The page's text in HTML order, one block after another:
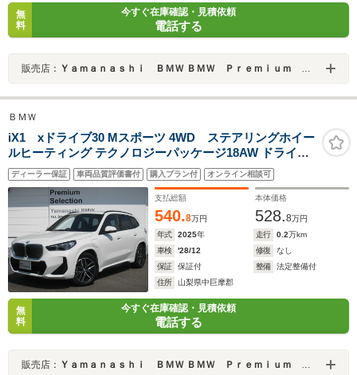
無
料
今すぐ在庫確認・見積依頼
電話する
販売店： Ｙａｍａｎａｓｈｉ ＢＭＷ ＢＭＷ Ｐｒｅｍｉｕｍ Ｓｅｌｅｃｔｉｏｎ 山梨
ＢＭＷ
iX1 xドライブ30 Mスポーツ 4WD ステアリングホイー
ルヒーティング テクノロジーパッケージ18AW ドライビ
ングアシスト パーキングアシスト サンプロテクションガ
ラス アダプティブLEDヘッドライト ハイビームアシスタ
ントコーナリングライト
ディーラー保証 車両品質評価書付 購入プラン付 オンライン相談可
支払総額
540.8万円
本体価格
528.8万円
年式
2025年 走行 0.2万km
車検
'28/12 修復
なし
保証
保証付 整備
法定整備付
住所
山梨県中巨摩郡
無
料
今すぐ在庫確認・見積依頼
電話する
販売店： Ｙａｍａｎａｓｈｉ ＢＭＷ ＢＭＷ Ｐｒｅｍｉｕｍ Ｓｅｌｅｃｔｉｏｎ 山梨